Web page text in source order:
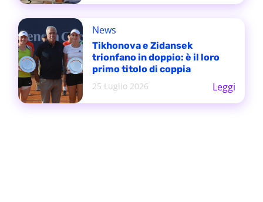
News
Tikhonova e Zidansek
trionfano in doppio: è il loro
primo titolo di coppia
25 Luglio 2026
Leggi